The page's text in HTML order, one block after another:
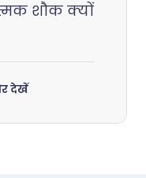
शौक क्यों
देखें